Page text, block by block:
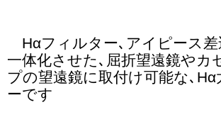
Hαフィルター､アイピース差
一体化させた､屈折望遠鏡やカ
プの望遠鏡に取付け可能な､Hα
ーです